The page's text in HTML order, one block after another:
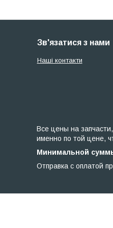
Зв'язатися з нами
Наші контакти
Все цены на
именно по той цене,
Минимальной
Отправка с оплатой